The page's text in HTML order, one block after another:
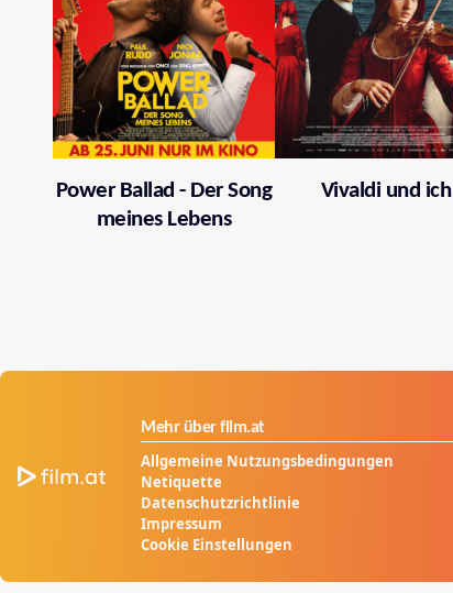
Power Ballad - Der Song
meines Lebens
Vivaldi und ich
Mehr über film.at
Allgemeine Nutzungsbedingungen
Netiquette
Datenschutzrichtlinie
Impressum
Cookie Einstellungen